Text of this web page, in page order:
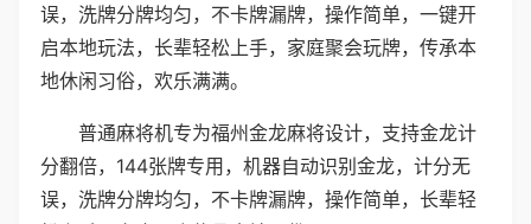
误，洗牌分牌均匀，不卡牌漏牌，操作简单，一键开
启本地玩法，长辈轻松上手，家庭聚会玩牌，传承本
地休闲习俗，欢乐满满。
普通麻将机专为福州金龙麻将设计，支持金龙计
分翻倍，144张牌专用，机器自动识别金龙，计分无
误，洗牌分牌均匀，不卡牌漏牌，操作简单，长辈轻